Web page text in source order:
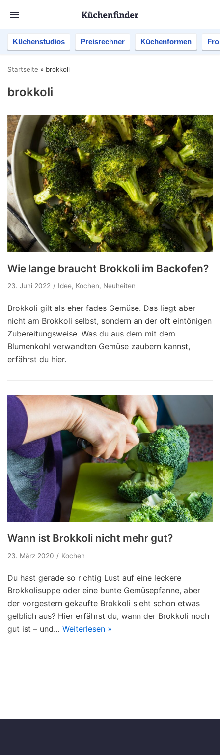
Küchenstudios Preisrechner Küchenformen
Startseite » brokkoli
brokkoli
Wie lange braucht Brokkoli im Backofen?
23. Juni 2022 Idee, Kochen, Neuheiten
Brokkoli gilt als eher fades Gemüse. Das liegt aber
nicht am Brokkoli selbst, sondern an der oft eintönigen
Zubereitungsweise. Was du aus dem mit dem
Blumenkohl verwandten Gemüse zaubern kannst,
erfährst du hier.
Wann ist Brokkoli nicht mehr gut?
23. März 2020 Kochen
Du hast gerade so richtig Lust auf eine leckere
Brokkolisuppe oder eine bunte Gemüsepfanne, aber
der vorgestern gekaufte Brokkoli sieht schon etwas
gelblich aus? Hier erfährst du, wann der Brokkoli noch
gut ist – und… Weiterlesen »